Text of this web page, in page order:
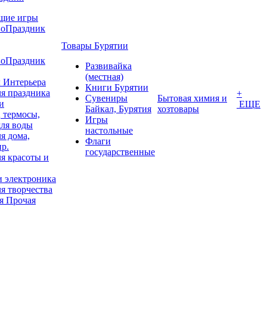
игры
праздника
воды
дома,
красоты и
творчества
Прочая
Товары Бурятии
Развивайка
(местная)
Книги Бурятии
Сувениры
Байкал, Бурятия
Игры
настольные
Флаги
государственные
Бытовая химия и
хозтовары
+
ЕЩЕ